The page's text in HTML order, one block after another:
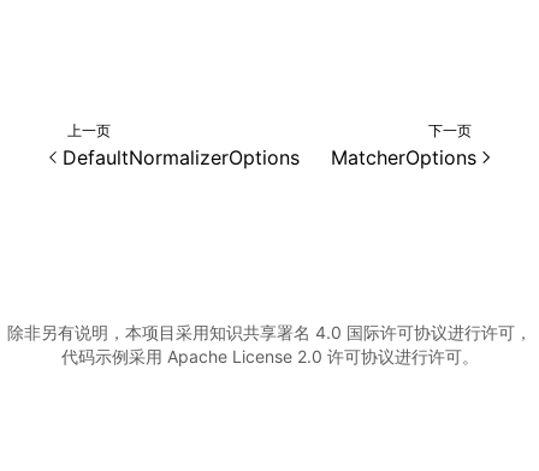
上一页
DefaultNormalizerOptions
下一页
MatcherOptions
除非另有说明，本项目采用知识共享署名 4.0 国际许可协议进行许可，
代码示例采用 Apache License 2.0 许可协议进行许可。